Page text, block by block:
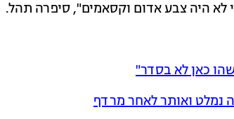
היה צבע אדום וקסאמים", סיפרה תהל.
כאן לא בסדר"